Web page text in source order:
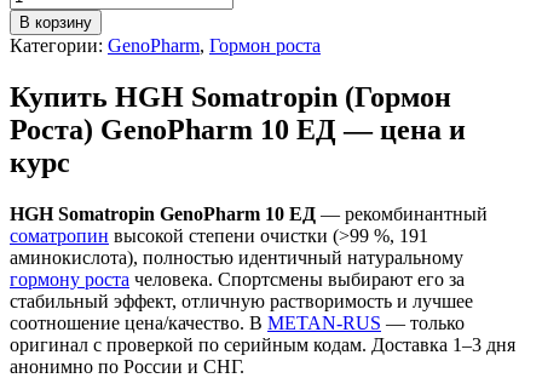
В корзину
Категории: GenoPharm, Гормон роста
Купить HGH Somatropin (Гормон
Роста) GenoPharm 10 ЕД — цена и
курс
HGH Somatropin GenoPharm 10 ЕД — рекомбинантный
соматропин высокой степени очистки (>99 %, 191
аминокислота), полностью идентичный натуральному
гормону роста человека. Спортсмены выбирают его за
стабильный эффект, отличную растворимость и лучшее
соотношение цена/качество. В METAN-RUS — только
оригинал с проверкой по серийным кодам. Доставка 1–3 дня
анонимно по России и СНГ.